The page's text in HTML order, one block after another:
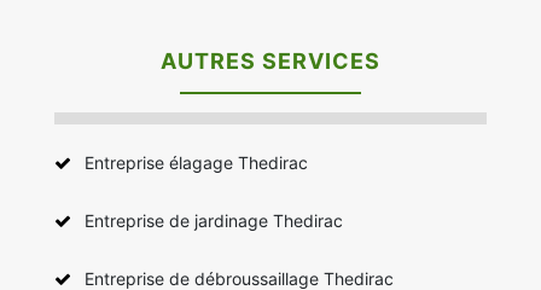
AUTRES SERVICES
Entreprise élagage Thedirac
Entreprise de jardinage Thedirac
Entreprise de débroussaillage Thedirac